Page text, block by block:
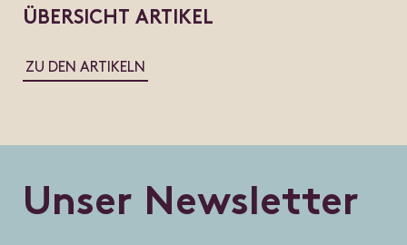
ÜBERSICHT ARTIKEL
ZU DEN ARTIKELN
Unser Newsletter